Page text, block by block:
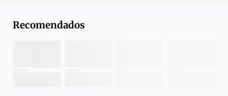
Recomendados